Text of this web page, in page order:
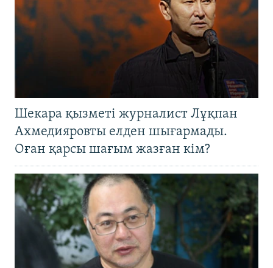
Шекара қызметі журналист Лұқпан
Ахмедияровты елден шығармады.
Оған қарсы шағым жазған кім?